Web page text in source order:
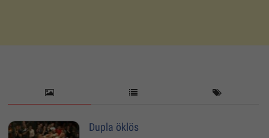
Dupla öklös